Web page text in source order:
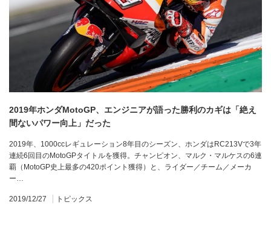
2019年ホンダMotoGP、エンジニアが語った勝利のカギは「絶え
間ないパワー向上」だった
2019年、1000ccレギュレーション8年目のシーズン、ホンダはRC213Vで3年
連続6回目のMotoGPタイトルを獲得。チャンピオン、マルク・マルケスの6連
覇（MotoGP史上最多の420ポイント獲得）と、ライダー／チーム／メーカ
ー…
2019/12/27 トピックス